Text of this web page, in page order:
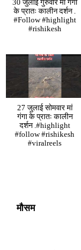
30 जुलाई गुरुवार मां गंगा
के प्रातः कालीन दर्शन .
#Follow #highlight
#rishikesh
27 जुलाई सोमवार मां
गंगा के प्रातः कालीन
दर्शन .#highlight
#follow #rishikesh
#viralreels
मौसम